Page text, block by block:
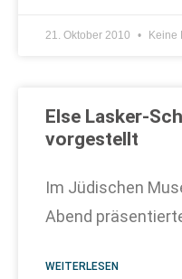
21. Oktober 2010 Keine
Else Lasker-
vorgestellt
Im Jüdischen
Abend
WEITERLESEN